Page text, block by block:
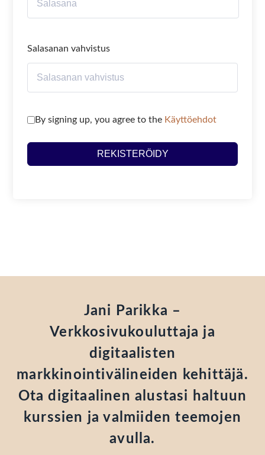
Salasanan vahvistus
By signing up, you agree to the Käyttöehdot
REKISTERÖIDY
Jani Parikka –
Verkkosivukouluttaja ja
digitaalisten
markkinointivälineiden kehittäjä.
Ota digitaalinen alustasi haltuun
kurssien ja valmiiden teemojen
avulla.